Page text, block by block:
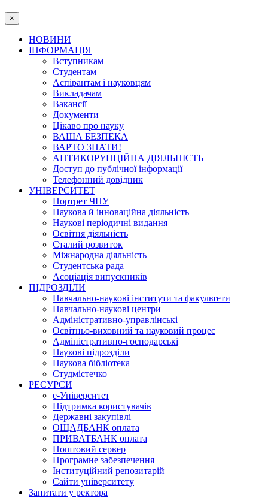
×
НОВИНИ
ІНФОРМАЦІЯ
Вступникам
Студентам
Аспірантам і науковцям
Викладачам
Вакансії
Документи
Цікаво про науку
ВАША БЕЗПЕКА
ВАРТО ЗНАТИ!
АНТИКОРУПЦІЙНА ДІЯЛЬНІСТЬ
Доступ до публічної інформації
Телефонний довідник
УНІВЕРСИТЕТ
Портрет ЧНУ
Наукова й інноваційна діяльність
Наукові періодичні видання
Освітня діяльність
Сталий розвиток
Міжнародна діяльність
Студентська рада
Асоціація випускників
ПІДРОЗДІЛИ
Навчально-наукові інститути та факультети
Навчально-наукові центри
Адміністративно-управлінські
Освітньо-виховний та науковий процес
Адміністративно-господарські
Наукові підрозділи
Наукова бібліотека
Студмістечко
РЕСУРСИ
е-Університет
Підтримка користувачів
Державні закупівлі
ОЩАДБАНК оплата
ПРИВАТБАНК оплата
Поштовий сервер
Програмне забезпечення
Інституційний репозитарій
Сайти університету
Запитати у ректора